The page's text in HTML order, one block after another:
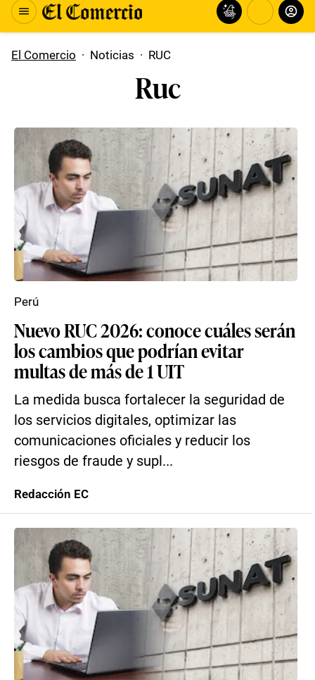
El Comercio · Noticias · RUC
Ruc
Nuevo RUC 2026: conoce cuáles serán
los cambios que podrían evitar
multas de más de 1 UIT
La medida busca fortalecer la seguridad de
los servicios digitales, optimizar las
comunicaciones oficiales y reducir los
riesgos de fraude y supl...
Perú
Redacción EC